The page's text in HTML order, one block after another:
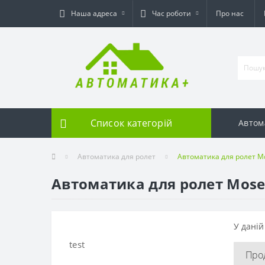
Наша адреса Час роботи Про нас
Список категорій
Автоматика для ролет Автоматика для ролет
Автоматика для ролет
test
У даній